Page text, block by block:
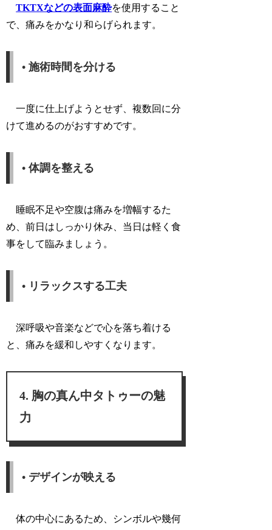
TKTXなどの表面麻酔を使用すること
で、痛みをかなり和らげられます。
• 施術時間を分ける
一度に仕上げようとせず、複数回に分
けて進めるのがおすすめです。
• 体調を整える
睡眠不足や空腹は痛みを増幅するた
め、前日はしっかり休み、当日は軽く食
事をして臨みましょう。
• リラックスする工夫
深呼吸や音楽などで心を落ち着ける
と、痛みを緩和しやすくなります。
胸の真ん中タトゥーの魅
力
• デザインが映える
体の中心にあるため、シンボルや幾何